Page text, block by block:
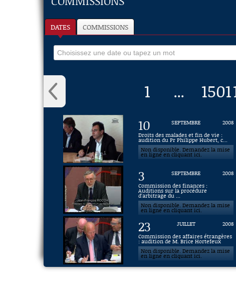
DATES COMMISSIONS
1 ... 1501
10 SEPTEMBRE
2008
Droits des malades et fin de vie :
audition du Pr Philippe Hubert, c...
Non disponible. Demandez la mise
en ligne en cliquant ici.
3 SEPTEMBRE
2008
Commission des finances :
Auditions sur la procédure
d'arbitrage du ...
Non disponible. Demandez la mise
en ligne en cliquant ici.
23 JUILLET
2008
Commission des affaires étrangères
: audition de M. Brice Hortefeux
Non disponible. Demandez la mise
en ligne en cliquant ici.